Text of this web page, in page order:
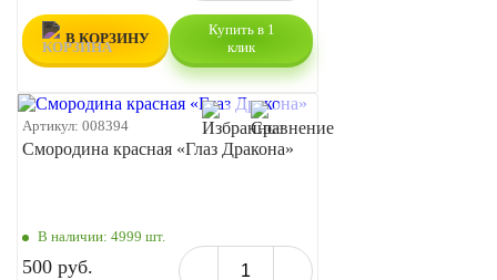
В КОРЗИНУ
Купить в 1
клик
Артикул: 008394
Смородина красная «Глаз Дракона»
В наличии: 4999 шт.
500 руб.